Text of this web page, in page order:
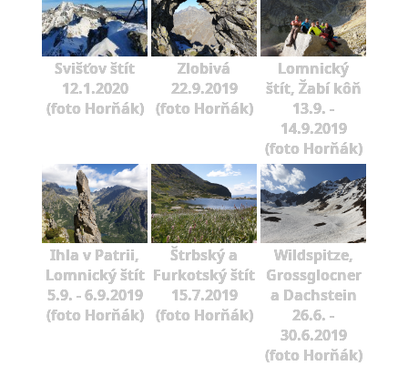
Svišťov štít
12.1.2020
(foto Horňák)
Zlobivá
22.9.2019
(foto Horňák)
Lomnický
štít, Žabí kôň
13.9. -
14.9.2019
(foto Horňák)
Ihla v Patrii,
Lomnický štít
5.9. - 6.9.2019
(foto Horňák)
Štrbský a
Furkotský štít
15.7.2019
(foto Horňák)
Wildspitze,
Grossglocner
a Dachstein
26.6. -
30.6.2019
(foto Horňák)